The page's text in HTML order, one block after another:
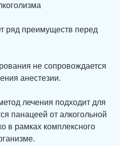
ряд преимуществ перед
не сопровождается
анестезии.
лечения подходит для
панацеей от алкогольной
в рамках комплексного